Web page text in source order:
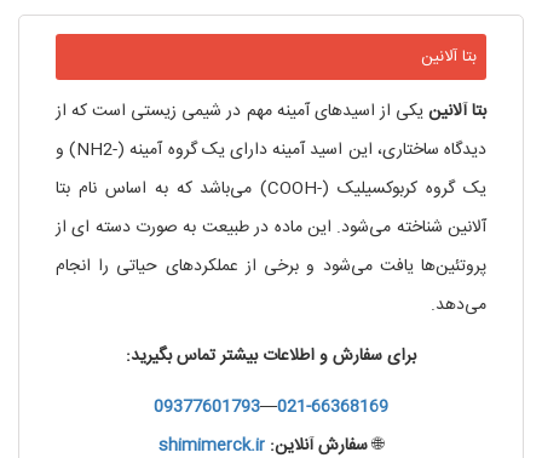
بتا آلانین
بتا آلانینیکی از اسیدهای آمینه مهم در شیمی زیستی است که از
دیدگاه ساختاری، این اسید آمینه دارای یک گروه آمینه (-NH2) و
یک گروه کربوکسیلیک (-COOH) می‌باشد که به اساس نام بتا
آلانین شناخته می‌شود. این ماده در طبیعت به صورت دسته ای از
پروتئین‌ها یافت می‌شود و برخی از عملکردهای حیاتی را انجام
می‌دهد.
برای سفارش و اطلاعات بیشتر تماس بگیرید:
021-66368169
—
09377601793
🌐سفارش آنلاین: shimimerck.ir